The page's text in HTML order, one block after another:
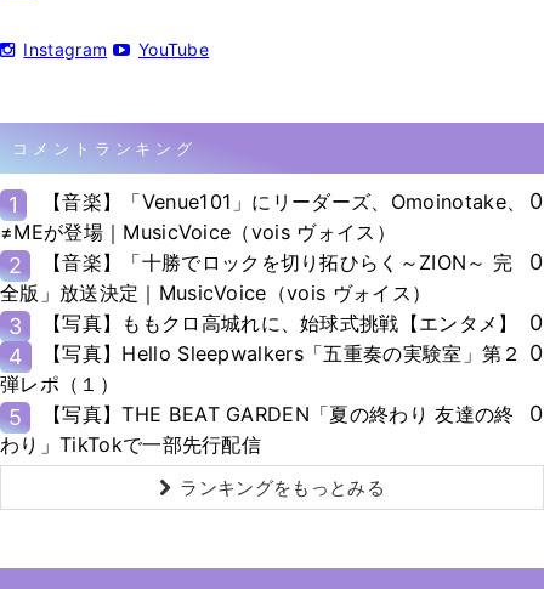
Instagram YouTube
コメントランキング
1
【音楽】「Venue101」にリーダーズ、Omoinotake、
≠MEが登場｜MusicVoice（vois ヴォイス）
0
2
【音楽】「十勝でロックを切り拓ひらく～ZION～ 完
全版」放送決定｜MusicVoice（vois ヴォイス）
0
3 【写真】ももクロ高城れに、始球式挑戦【エンタメ】
0
4
【写真】Hello Sleepwalkers「五重奏の実験室」第２
弾レポ（１）
0
5
【写真】THE BEAT GARDEN「夏の終わり 友達の終
わり」TikTokで一部先行配信
0
ランキングをもっとみる